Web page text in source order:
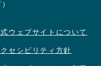
ウェブサイトについて
セシビリティ方針